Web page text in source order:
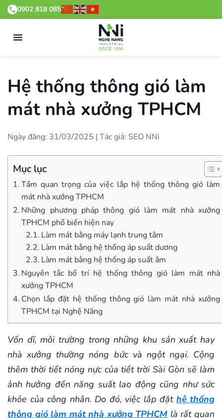
0902 818 085
Hệ thống thông gió làm
mát nhà xưởng TPHCM
Ngày đăng: 31/03/2025 | Tác giả: SEO NNi
Mục lục
Tầm quan trọng của việc lắp hệ thống thông gió làm
mát nhà xưởng TPHCM
Những phương pháp thông gió làm mát nhà xưởng
TPHCM phổ biến hiện nay
Làm mát bằng máy lạnh trung tâm
Làm mát bằng hệ thống áp suất dương
Làm mát bằng hệ thống áp suất âm
Nguyên tắc bố trí hệ thống thông gió làm mát nhà
xưởng TPHCM
Chọn lắp đặt hệ thống thông gió làm mát nhà xưởng
TPHCM tại Nghệ Năng
Vốn dĩ, môi trường trong những khu sản xuất hay
nhà xưởng thường nóng bức và ngột ngại. Cộng
thêm thời tiết nóng nực của tiết trời Sài Gòn sẽ làm
ảnh hưởng đến năng suất lao động cũng như sức
khỏe của công nhân. Do đó, việc lắp đặt hệ thống
thông gió làm mát nhà xưởng TPHCM là rất quan